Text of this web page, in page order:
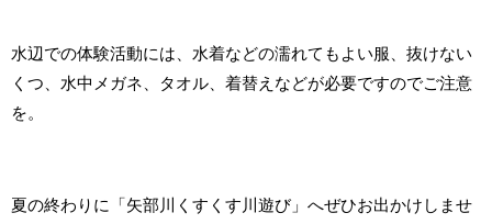
水辺での体験活動には、水着などの濡れてもよい服、抜けない
くつ、水中メガネ、タオル、着替えなどが必要ですのでご注意
を。
夏の終わりに「矢部川くすくす川遊び」へぜひお出かけしませ